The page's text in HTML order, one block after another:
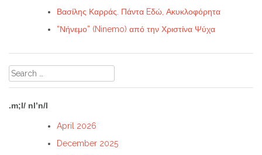
Βασίλης Καρράς. Πάντα Eδώ, Ακυκλοφόρητα
“Νήνεμο” (Ninemo) από την Χριστίνα Ψύχα
Search
for:
.m;l/ nl’n/l
April 2026
December 2025